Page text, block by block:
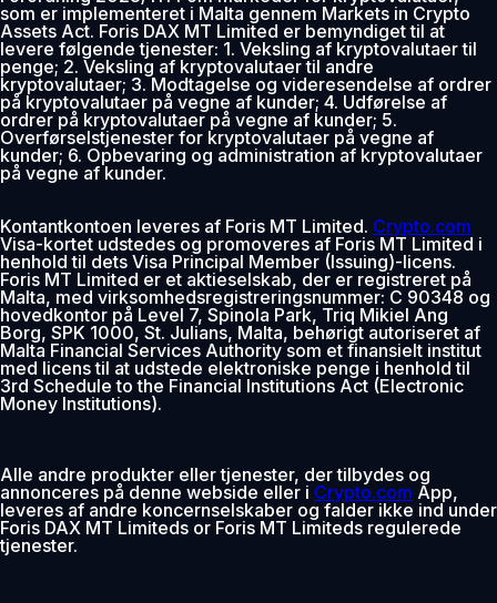
som er implementeret i Malta gennem Markets in Crypto
Assets Act. Foris DAX MT Limited er bemyndiget til at
levere følgende tjenester: 1. Veksling af kryptovalutaer til
penge; 2. Veksling af kryptovalutaer til andre
kryptovalutaer; 3. Modtagelse og videresendelse af ordrer
på kryptovalutaer på vegne af kunder; 4. Udførelse af
ordrer på kryptovalutaer på vegne af kunder; 5.
Overførselstjenester for kryptovalutaer på vegne af
kunder; 6. Opbevaring og administration af kryptovalutaer
på vegne af kunder.
Kontantkontoen leveres af Foris MT Limited. Crypto.com
Visa-kortet udstedes og promoveres af Foris MT Limited i
henhold til dets Visa Principal Member (Issuing)-licens.
Foris MT Limited er et aktieselskab, der er registreret på
Malta, med virksomhedsregistreringsnummer: C 90348 og
hovedkontor på Level 7, Spinola Park, Triq Mikiel Ang
Borg, SPK 1000, St. Julians, Malta, behørigt autoriseret af
Malta Financial Services Authority som et finansielt institut
med licens til at udstede elektroniske penge i henhold til
3rd Schedule to the Financial Institutions Act (Electronic
Money Institutions).
Alle andre produkter eller tjenester, der tilbydes og
annonceres på denne webside eller i Crypto.com App,
leveres af andre koncernselskaber og falder ikke ind under
Foris DAX MT Limiteds or Foris MT Limiteds regulerede
tjenester.